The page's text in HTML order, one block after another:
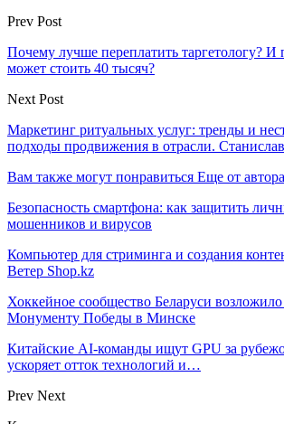
Prev Post
Почему лучше переплатить таргетологу? И
может стоить 40 тысяч?
Next Post
Маркетинг ритуальных услуг: тренды и
подходы продвижения в отрасли.
Вам также могут понравиться Еще от автора
Безопасность смартфона: как защитить
мошенников и вирусов
Компьютер для стриминга и создания
Ветер Shop.kz
Хоккейное сообщество Беларуси
Монументу Победы в Минске
Китайские AI-команды ищут GPU за
ускоряет отток технологий и…
Prev Next